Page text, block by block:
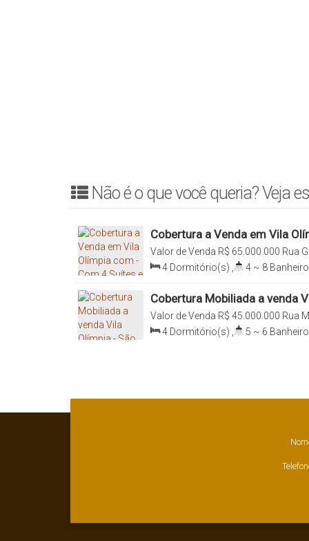
Não é o que você queria? Veja
Cobertura a Venda em Vila
8 Vagas
R$ 65.000.000
Valor de Venda
Rua
04547-001, Vila Olímpia, São Paulo,
4 Dormitório(s) 4 ~ 8
751.00 m²
Cobertura Mobiliada a venda
SP - 4 Suítes e 6 Vagas
R$ 45.000.000
Valor de Venda
Rua
04545-015, Vila Olímpia, São Paulo,
4 Dormitório(s) 5 ~ 6